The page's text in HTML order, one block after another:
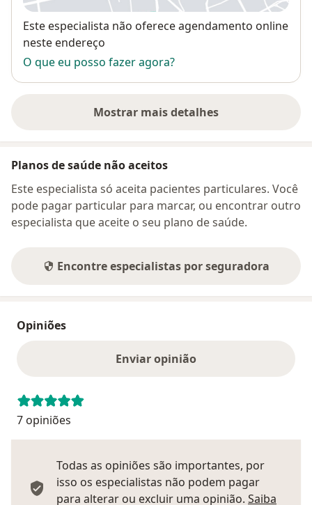
Disponibilidade
Este especialista não oferece agendamento online
neste endereço
O que eu posso fazer agora?
Mostrar mais detalhes
sobre o endereço
Planos de saúde não aceitos
Este especialista só aceita pacientes particulares. Você
pode pagar particular para marcar, ou encontrar outro
especialista que aceite o seu plano de saúde.
Encontre especialistas por seguradora
Opiniões
Enviar opinião
7 opiniões
Todas as opiniões são importantes, por
isso os especialistas não podem pagar
para alterar ou excluir uma opinião. Saiba